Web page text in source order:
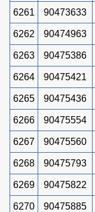
6261 90473633
6262 90474963
6263 90475386
6264 90475421
6265 90475436
6266 90475554
6267 90475560
6268 90475793
6269 90475822
6270 90475885